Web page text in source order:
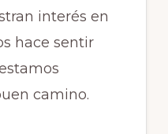
interés en
hace sentir
camino.